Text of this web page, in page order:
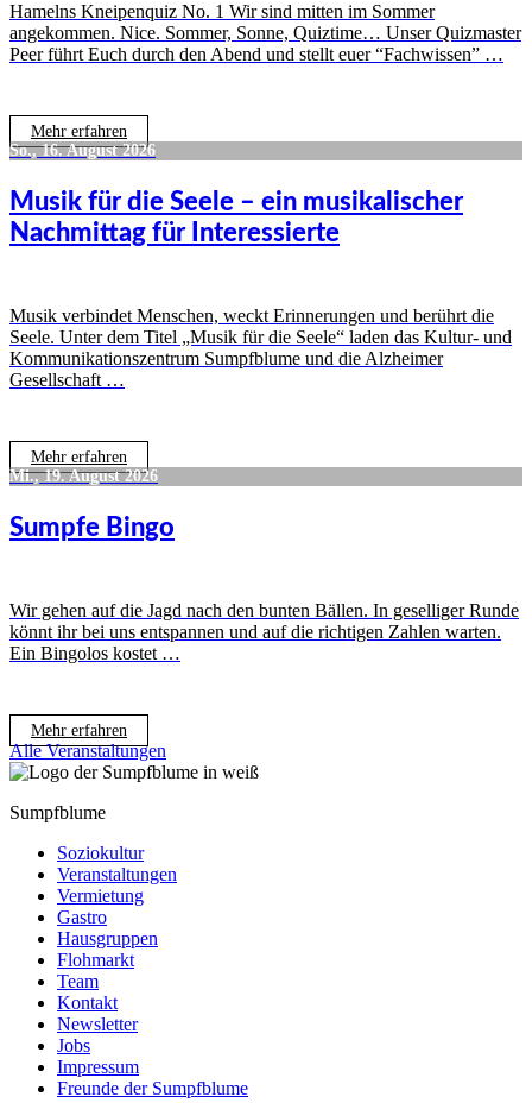
Hamelns Kneipenquiz No. 1 Wir sind mitten im Sommer
angekommen. Nice. Sommer, Sonne, Quiztime… Unser Quizmaster
Peer führt Euch durch den Abend und stellt euer “Fachwissen” …
Mehr erfahren
So., 16. August 2026
Musik für die Seele – ein musikalischer
Nachmittag für Interessierte
Musik verbindet Menschen, weckt Erinnerungen und berührt die
Seele. Unter dem Titel „Musik für die Seele“ laden das Kultur- und
Kommunikationszentrum Sumpfblume und die Alzheimer
Gesellschaft …
Mehr erfahren
Mi., 19. August 2026
Sumpfe Bingo
Wir gehen auf die Jagd nach den bunten Bällen. In geselliger Runde
könnt ihr bei uns entspannen und auf die richtigen Zahlen warten.
Ein Bingolos kostet …
Mehr erfahren
Alle Veranstaltungen
Sumpfblume
Soziokultur
Veranstaltungen
Vermietung
Gastro
Hausgruppen
Flohmarkt
Team
Kontakt
Newsletter
Jobs
Impressum
Freunde der Sumpfblume